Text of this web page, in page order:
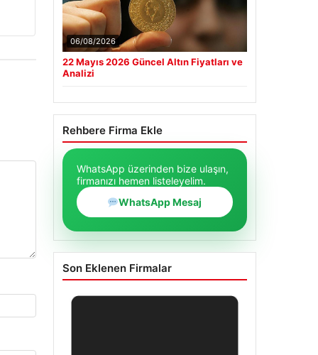
06/08/2026
22 Mayıs 2026 Güncel Altın Fiyatları ve
Analizi
Rehbere Firma Ekle
WhatsApp üzerinden bize ulaşın,
firmanızı hemen listeleyelim.
WhatsApp Mesaj
Son Eklenen Firmalar